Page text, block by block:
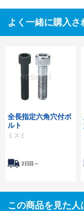
よく一緒に購入さ
全長指定六角穴付ボ
ルト
ミスミ
2日目～
この商品を見た